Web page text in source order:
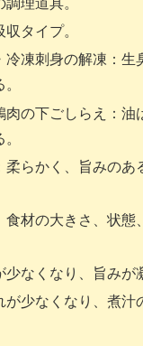
理道具。
タイプ。
冷凍刺身の解凍：生
肉の下ごしらえ：油
柔らかく、旨みのあ
材の大きさ、状態
なくなり、旨みが
が少なくなり、煮汁